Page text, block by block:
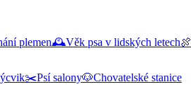
plemen🕰️Věk psa v lidských letech🍖
✂️Psí salony🐶Chovatelské stanice